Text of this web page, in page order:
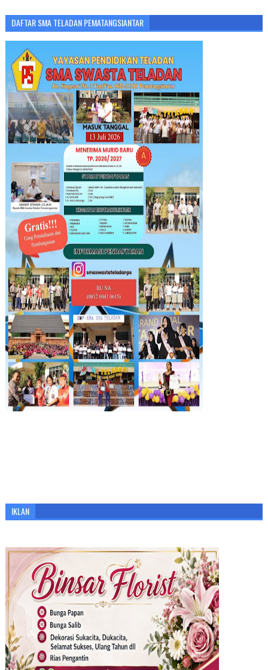
DAFTAR SMA TELADAN PEMATANGSIANTAR
IKLAN